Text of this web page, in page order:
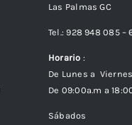
Las Palmas GC
Tel.: 928 948 085 –
Horario :
De Lunes a Viernes
De 09:00a.m a
Sábados